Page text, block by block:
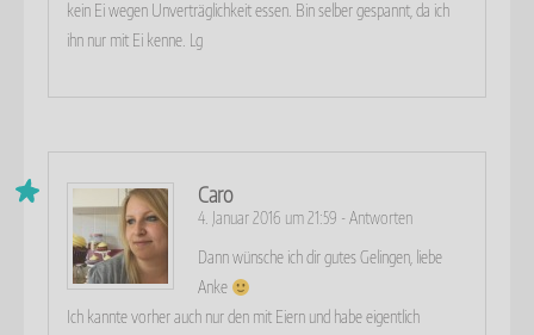
kein Ei wegen Unverträglichkeit essen. Bin selber gespannt, da ich
ihn nur mit Ei kenne. Lg
Caro
4. Januar 2016 um 21:59 - Antworten
Dann wünsche ich dir gutes Gelingen, liebe
Anke
Ich kannte vorher auch nur den mit Eiern und habe eigentlich